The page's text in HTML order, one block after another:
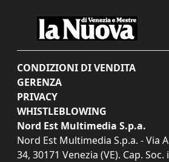
CONDIZIONI DI VENDITA
GERENZA
PRIVACY
WHISTLEBLOWING
Nord Est Multimedia S.p.a.
Nord Est Multimedia S.p.a. - Via
34, 30171 Venezia (VE). Cap. Soc.